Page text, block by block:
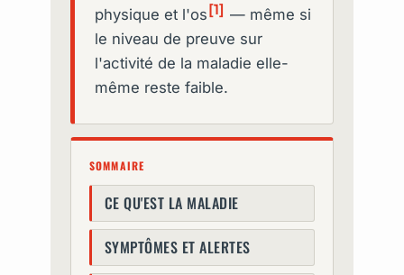
physique et l'os [1] — même si
le niveau de preuve sur
l'activité de la maladie elle-
même reste faible.
SOMMAIRE
CE QU'EST LA MALADIE
SYMPTÔMES ET ALERTES